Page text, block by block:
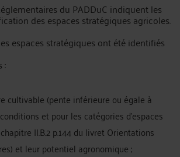
du PADDuC indiquent les
des espaces stratégiques agricoles.
espaces stratégiques ont été identifiés
:
cultivable (pente inférieure ou égale à
et pour les catégories d'espaces
II.B.2 p.144 du livret Orientations
et leur potentiel agronomique ;